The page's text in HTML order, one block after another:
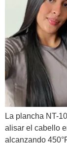
La plancha NT-
alisar el cabello
alcanzando